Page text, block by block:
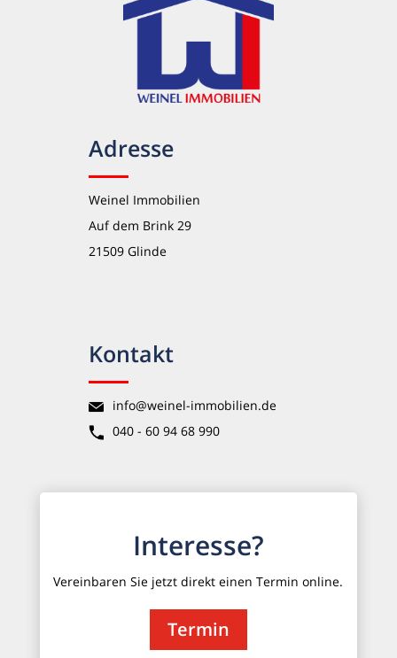
Adresse
Weinel Immobilien
Auf dem Brink 29
21509 Glinde
Kontakt
info@weinel-immobilien.de
040 - 60 94 68 990
Interesse?
Vereinbaren Sie jetzt direkt einen Termin online.
Termin